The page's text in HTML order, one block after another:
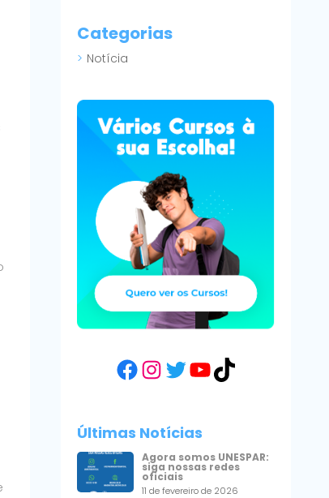
Categorias
Notícia
Facebook
Instagram
Twitter
YouTube
TikTok
Últimas Notícias
Agora somos UNESPAR:
siga nossas redes
oficiais
11 de fevereiro de 2026